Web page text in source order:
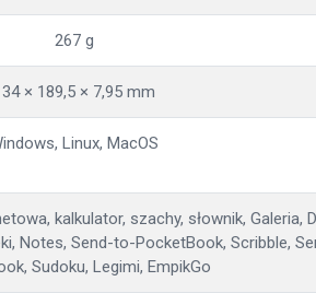
267 g
× 189,5 × 7,95 mm
Linux, MacOS
kalkulator, szachy, słownik, Galeria,
Notes, Send-to-PocketBook, Scribble,
Sudoku, Legimi, EmpikGo